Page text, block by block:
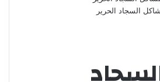
السجاد الحرير